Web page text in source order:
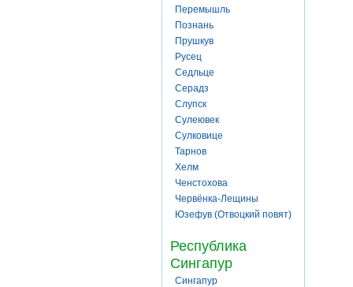
Перемышль
Познань
Прушкув
Русец
Седльце
Серадз
Слупск
Сулеювек
Сулковице
Тарнов
Хелм
Ченстохова
Червёнка-Лещины
Юзефув (Отвоцкий повят)
Республика
Сингапур
Сингапур